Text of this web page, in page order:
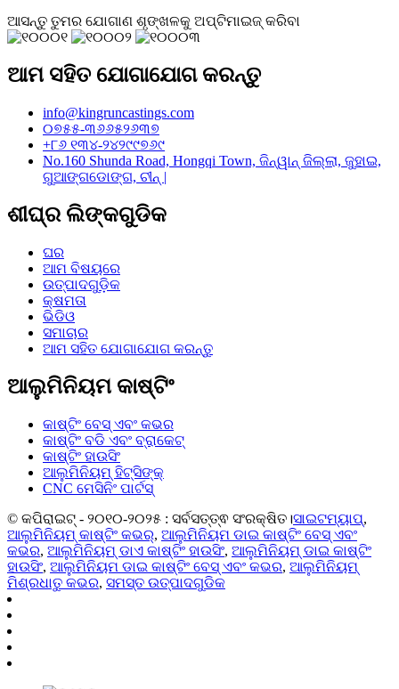
ଆସନ୍ତୁ ତୁମର ଯୋଗାଣ ଶୃଙ୍ଖଳକୁ ଅପ୍ଟିମାଇଜ୍ କରିବା
ଆମ ସହିତ ଯୋଗାଯୋଗ କରନ୍ତୁ
info@kingruncastings.com
୦୭୫୫-୩୬୬୫୨୬୩୭
+୮୬ ୧୩୪-୨୪୨୯୯୭୬୯
No.160 Shunda Road, Hongqi Town, ଜିନ୍ୱାନ୍ ଜିଲ୍ଲା, ଜୁହାଇ,
ଗୁଆଙ୍ଗଡୋଙ୍ଗ, ଚୀନ୍ |
ଶୀଘ୍ର ଲିଙ୍କଗୁଡିକ
ଘର
ଆମ ବିଷୟରେ
ଉତ୍ପାଦଗୁଡ଼ିକ
କ୍ଷମତା
ଭିଡିଓ
ସମାଚାର
ଆମ ସହିତ ଯୋଗାଯୋଗ କରନ୍ତୁ
ଆଲୁମିନିୟମ କାଷ୍ଟିଂ
କାଷ୍ଟିଂ ବେସ୍ ଏବଂ କଭର
କାଷ୍ଟିଂ ବଡି ଏବଂ ବ୍ରାକେଟ୍
କାଷ୍ଟିଂ ହାଉସିଂ
ଆଲୁମିନିୟମ୍ ହିଟ୍ସିଙ୍କ୍
CNC ମେସିନିଂ ପାର୍ଟସ୍
© କପିରାଇଟ୍ - ୨୦୧୦-୨୦୨୫ : ସର୍ବସତ୍ତ୍ଵ ସଂରକ୍ଷିତ।ସାଇଟମ୍ୟାପ୍,
ଆଲୁମିନିୟମ୍ କାଷ୍ଟିଂ କଭର୍, ଆଲୁମିନିୟମ ଡାଇ କାଷ୍ଟିଂ ବେସ୍ ଏବଂ
କଭର, ଆଲୁମିନିୟମ୍ ଡାଏ କାଷ୍ଟିଂ ହାଉସିଂ, ଆଲୁମିନିୟମ୍ ଡାଇ କାଷ୍ଟିଂ
ହାଉସିଂ, ଆଲୁମିନିୟମ ଡାଇ କାଷ୍ଟିଂ ବେସ୍ ଏବଂ କଭର, ଆଲୁମିନିୟମ୍
ମିଶ୍ରଧାତୁ କଭର, ସମସ୍ତ ଉତ୍ପାଦଗୁଡିକ